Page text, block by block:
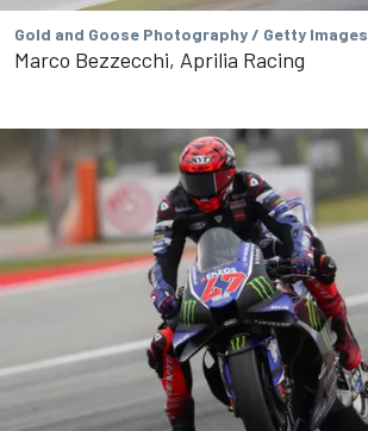
Gold and Goose Photography / Getty Images
Marco Bezzecchi, Aprilia Racing